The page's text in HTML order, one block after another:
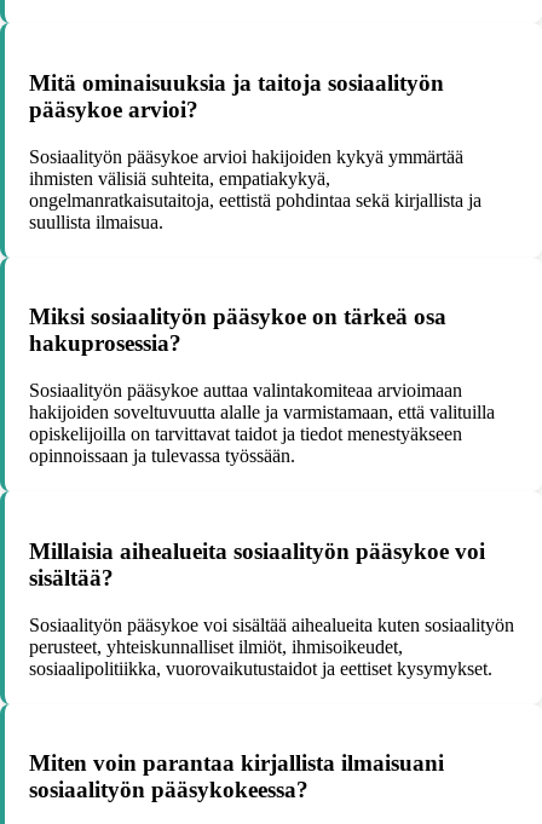
Mitä ominaisuuksia ja taitoja sosiaalityön
pääsykoe arvioi?
Sosiaalityön pääsykoe arvioi hakijoiden kykyä ymmärtää
ihmisten välisiä suhteita, empatiakykyä,
ongelmanratkaisutaitoja, eettistä pohdintaa sekä kirjallista ja
suullista ilmaisua.
Miksi sosiaalityön pääsykoe on tärkeä osa
hakuprosessia?
Sosiaalityön pääsykoe auttaa valintakomiteaa arvioimaan
hakijoiden soveltuvuutta alalle ja varmistamaan, että valituilla
opiskelijoilla on tarvittavat taidot ja tiedot menestyäkseen
opinnoissaan ja tulevassa työssään.
Millaisia aihealueita sosiaalityön pääsykoe voi
sisältää?
Sosiaalityön pääsykoe voi sisältää aihealueita kuten sosiaalityön
perusteet, yhteiskunnalliset ilmiöt, ihmisoikeudet,
sosiaalipolitiikka, vuorovaikutustaidot ja eettiset kysymykset.
Miten voin parantaa kirjallista ilmaisuani
sosiaalityön pääsykokeessa?